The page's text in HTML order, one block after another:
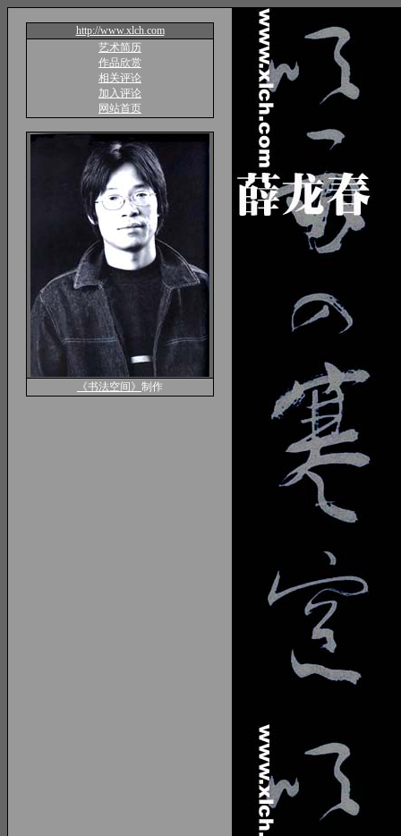
http://www.xlch.com
艺术简历
作品欣赏
相关评论
加入评论
网站首页
《书法空间》 制作